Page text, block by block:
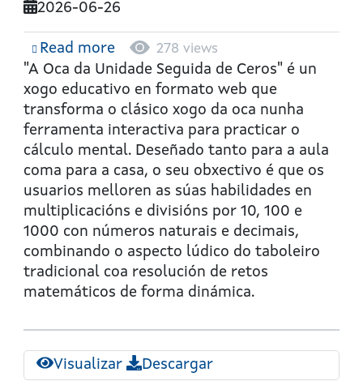
2026-06-26
Read moreabout
A
oca
da
unidade
seguida
de
ceros
278 views
"A Oca da Unidade Seguida de Ceros" é un
xogo educativo en formato web que
transforma o clásico xogo da oca nunha
ferramenta interactiva para practicar o
cálculo mental. Deseñado tanto para a aula
coma para a casa, o seu obxectivo é que os
usuarios melloren as súas habilidades en
multiplicacións e divisións por 10, 100 e
1000 con números naturais e decimais,
combinando o aspecto lúdico do taboleiro
tradicional coa resolución de retos
matemáticos de forma dinámica.
Visualizar Descargar